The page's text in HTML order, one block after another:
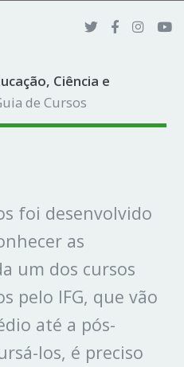
Ciência e
de Cursos
foi desenvolvido
as
um dos cursos
pelo IFG, que vão
até a pós-
los, é preciso